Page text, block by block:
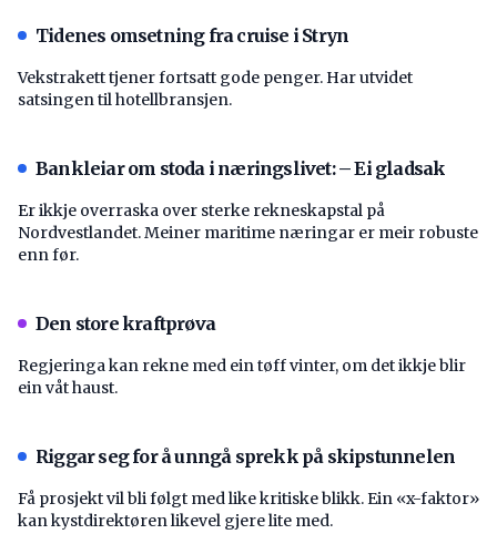
Tidenes omsetning fra cruise i Stryn
Vekstrakett tjener fortsatt gode penger. Har utvidet
satsingen til hotellbransjen.
Bankleiar om stoda i næringslivet: – Ei gladsak
Er ikkje overraska over sterke rekneskapstal på
Nordvestlandet. Meiner maritime næringar er meir robuste
enn før.
Den store kraftprøva
Regjeringa kan rekne med ein tøff vinter, om det ikkje blir
ein våt haust.
Riggar seg for å unngå sprekk på skipstunnelen
Få prosjekt vil bli følgt med like kritiske blikk. Ein «x-faktor»
kan kystdirektøren likevel gjere lite med.